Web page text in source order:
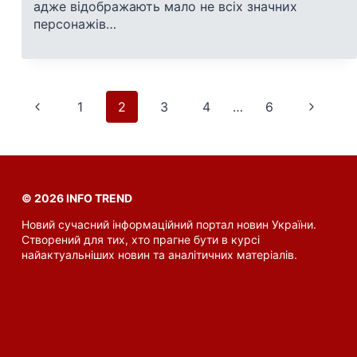
адже відображають мало не всіх значних
персонажів…
Навігація
Попередня
1 2 3 4 … 6
© 2026 INFO TREND
Новий сучасний інформаційний портал новин України.
Створений для тих, хто прагне бути в курсі
найактуальніших новин та аналітичних матеріалів.